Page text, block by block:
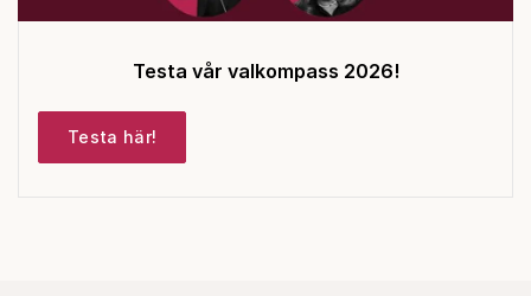
Testa vår valkompass 2026!
Testa här!